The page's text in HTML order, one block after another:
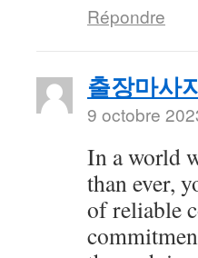
Répondre
출장마사
9 octobre
In a world
than ever,
of reliable